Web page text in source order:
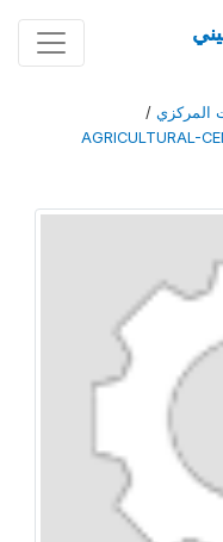
المركزي /
AGRICULTURAL-